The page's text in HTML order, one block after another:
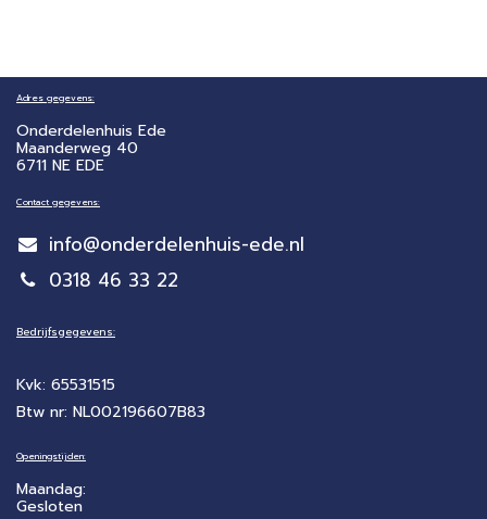
Adres gegevens:
Onderdelenhuis Ede
Maanderweg 40
6711 NE EDE
Contact gegevens:
info@onderdelenhuis-ede.nl
0318 46 33 22
Bedrijfsgegevens:
Kvk: 65531515
Btw nr: NL002196607B83
Openingstijden:
Maandag:
Gesloten